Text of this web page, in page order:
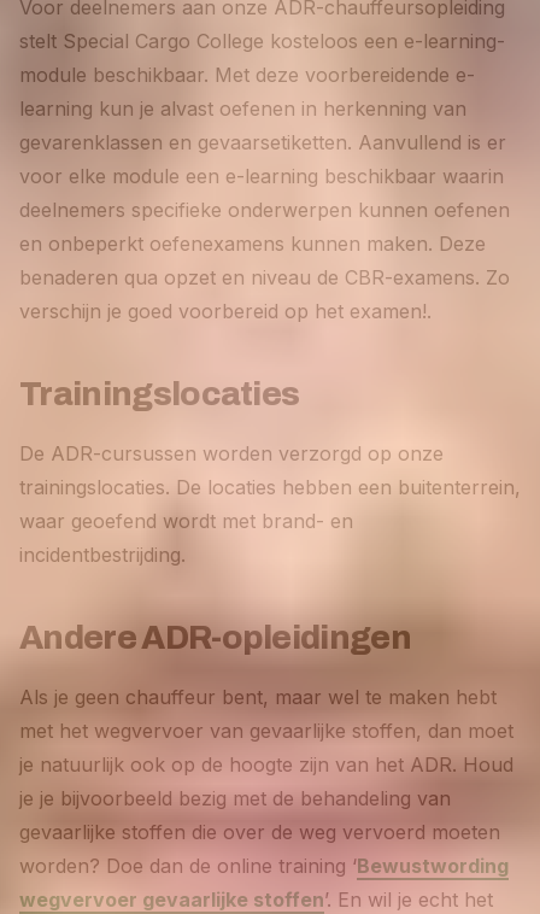
Voor deelnemers aan onze ADR-chauffeursopleiding
stelt Special Cargo College kosteloos een e-learning-
module beschikbaar. Met deze voorbereidende e-
learning kun je alvast oefenen in herkenning van
gevarenklassen en gevaarsetiketten. Aanvullend is er
voor elke module een e-learning beschikbaar waarin
deelnemers specifieke onderwerpen kunnen oefenen
en onbeperkt oefenexamens kunnen maken. Deze
benaderen qua opzet en niveau de CBR-examens. Zo
verschijn je goed voorbereid op het examen!.
Trainingslocaties
De ADR-cursussen worden verzorgd op onze
trainingslocaties. De locaties hebben een buitenterrein,
waar geoefend wordt met brand- en
incidentbestrijding.
Andere ADR-opleidingen
Als je geen chauffeur bent, maar wel te maken hebt
met het wegvervoer van gevaarlijke stoffen, dan moet
je natuurlijk ook op de hoogte zijn van het ADR. Houd
je je bijvoorbeeld bezig met de behandeling van
gevaarlijke stoffen die over de weg vervoerd moeten
worden? Doe dan de online training ‘Bewustwording
wegvervoer gevaarlijke stoffen’. En wil je echt het